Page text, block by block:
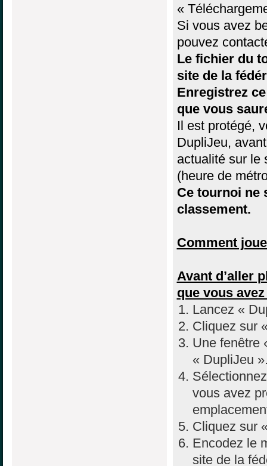
«
Si vous avez
pouvez
Le fichier du
site de la
Enregistrez
que vous
Il est protégé,
DupliJeu,
actualité sur le
(heure de
Ce tournoi ne
classement.
Comment
Avant d’aller
que vous
Lancez «
Cliquez sur
Une fenêtre
« DupliJeu
vous avez
Cliquez sur
Encodez le
site de la